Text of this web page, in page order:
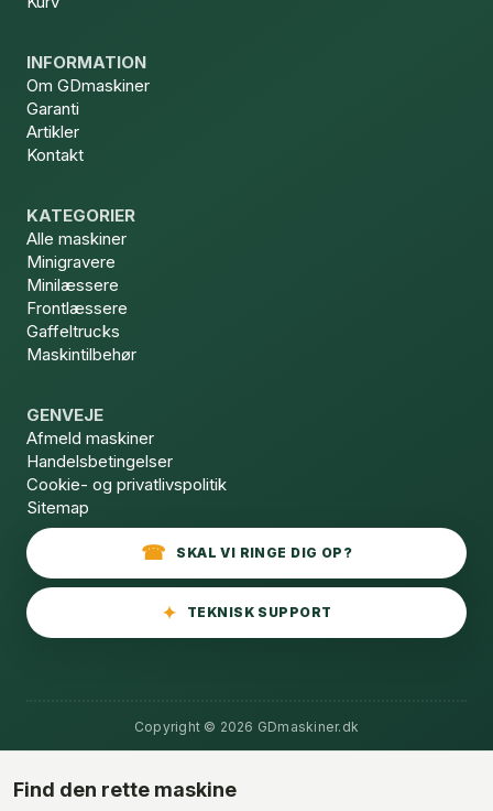
INFORMATION
Om GDmaskiner
Garanti
Artikler
Kontakt
KATEGORIER
Alle maskiner
Minigravere
Minilæssere
Frontlæssere
Gaffeltrucks
Maskintilbehør
GENVEJE
Afmeld maskiner
Handelsbetingelser
Cookie- og privatlivspolitik
Sitemap
SKAL VI RINGE DIG OP?
TEKNISK SUPPORT
Copyright © 2026 GDmaskiner.dk
Find den rette maskine